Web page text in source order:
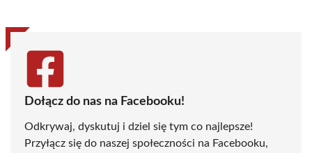
Dołącz do nas na Facebooku!
Odkrywaj, dyskutuj i dziel się tym co najlepsze!
Przyłącz się do naszej społeczności na Facebooku,